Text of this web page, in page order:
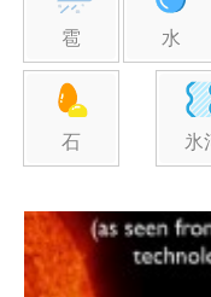
雹 水
石 氷